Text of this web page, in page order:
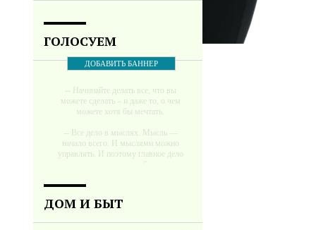
ГОЛОСУЕМ
ДОБАВИТЬ БАННЕР
-- Начинайте делать все, что вы
можете сделать – и даже то, о чем
можете хотя бы мечтать.
-- Все дело в мыслях. Мысль —
начало всего. И мыслями можно
управлять. И поэтому главное дело
мечте. Живите той жизнью, которую
ДОМ И БЫТ